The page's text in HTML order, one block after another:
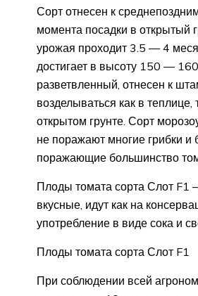
Сорт отнесен к
момента посадки в открытый
урожая проходит 3.5 — 4
достигает в высоту 150 —
разветвленный, отнесен к
возделываться как в теплице,
открытом грунте. Сорт
не поражают многие грибки и
поражающие большинство
Плоды томата сорта Слот F1
вкусные, идут как на
употребление в виде сока и
Плоды томата сорта Слот F1
При соблюдении всей